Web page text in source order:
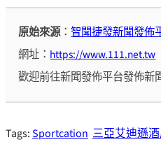
原始來源：智聞捷發新聞發佈
網址： https://www.111.net.tw
歡迎前往新聞發佈平台發佈新
Tags:Sportcation 三亞艾迪遜